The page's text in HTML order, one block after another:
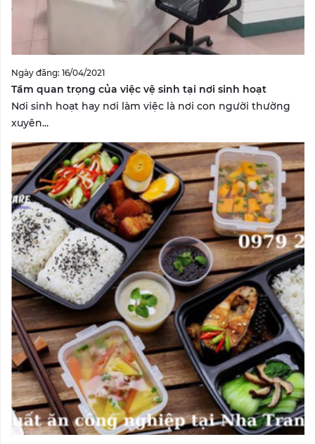
Ngày đăng: 16/04/2021
Tầm quan trọng của việc vệ sinh tại nơi sinh hoạt
Nơi sinh hoạt hay nơi làm việc là nơi con người thường
xuyên...